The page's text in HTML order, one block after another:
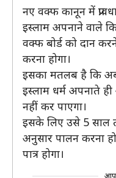
नए वक्फ कानून में
इस्लाम अपनाने वाले
वक्फ बोर्ड को दान
करना होगा।
इसका मतलब है कि अब
इस्लाम धर्म अपनाते
नहीं कर पाएगा।
इसके लिए उसे 5 साल
अनुसार पालन करना
पात्र होगा।